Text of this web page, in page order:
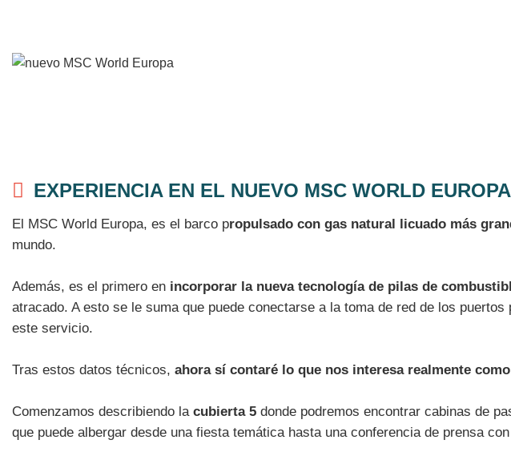
EXPERIENCIA EN EL NUEVO MSC WORLD EUROPA
El MSC World Europa, es el barco propulsado con gas natural licuado más
mundo.
Además, es el primero en incorporar la nueva tecnología de pilas de
atracado. A esto se le suma que puede conectarse a la toma de red de los
este servicio.
Tras estos datos técnicos, ahora sí contaré lo que nos interesa realmente
Comenzamos describiendo la cubierta 5 donde podremos encontrar cabinas de
que puede albergar desde una fiesta temática hasta una conferencia de prensa